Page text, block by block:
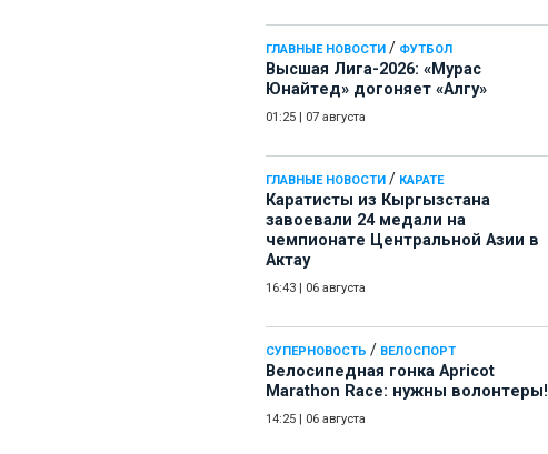
ГЛАВНЫЕ НОВОСТИ / ФУТБОЛ
Высшая Лига-2026: «Мурас
Юнайтед» догоняет «Алгу»
01:25 07 августа
ГЛАВНЫЕ НОВОСТИ / КАРАТЕ
Каратисты из Кыргызстана
завоевали 24 медали на
чемпионате Центральной Азии в
Актау
16:43 06 августа
СУПЕРНОВОСТЬ / ВЕЛОСПОРТ
Велосипедная гонка Apricot
Marathon Race: нужны волонтеры!
14:25 06 августа